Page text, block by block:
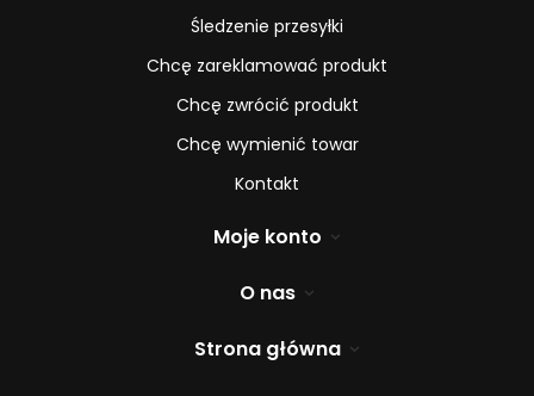
Śledzenie przesyłki
Chcę zareklamować produkt
Chcę zwrócić produkt
Chcę wymienić towar
Kontakt
Moje konto
O nas
Strona główna